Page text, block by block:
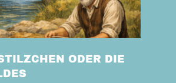
ODER DIE